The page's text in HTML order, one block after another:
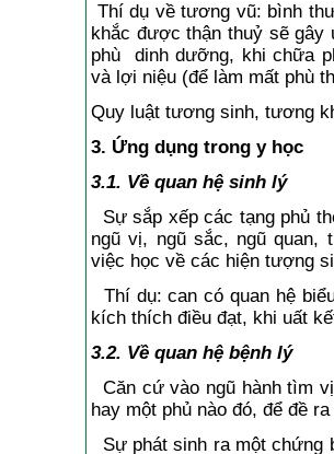
Thí dụ về tương vũ: bình
khắc được thận thuỷ sẽ
phù dinh dưỡng, khi chữa
và lợi niệu (để làm mất phù
Quy luật tương sinh, tương
3. Ứng dụng trong y học
3.1. Về quan hệ sinh lý
Sự sắp xếp các tạng phủ
ngũ vị, ngũ sắc, ngũ quan,
việc học về các hiện tượng
Thí dụ: can có quan hệ
kích thích điều đạt, khi uất
3.2. Về quan hệ bệnh lý
Căn cứ vào ngũ hành tìm
hay một phủ nào đó, để đề
Sự phát sinh ra một chứng